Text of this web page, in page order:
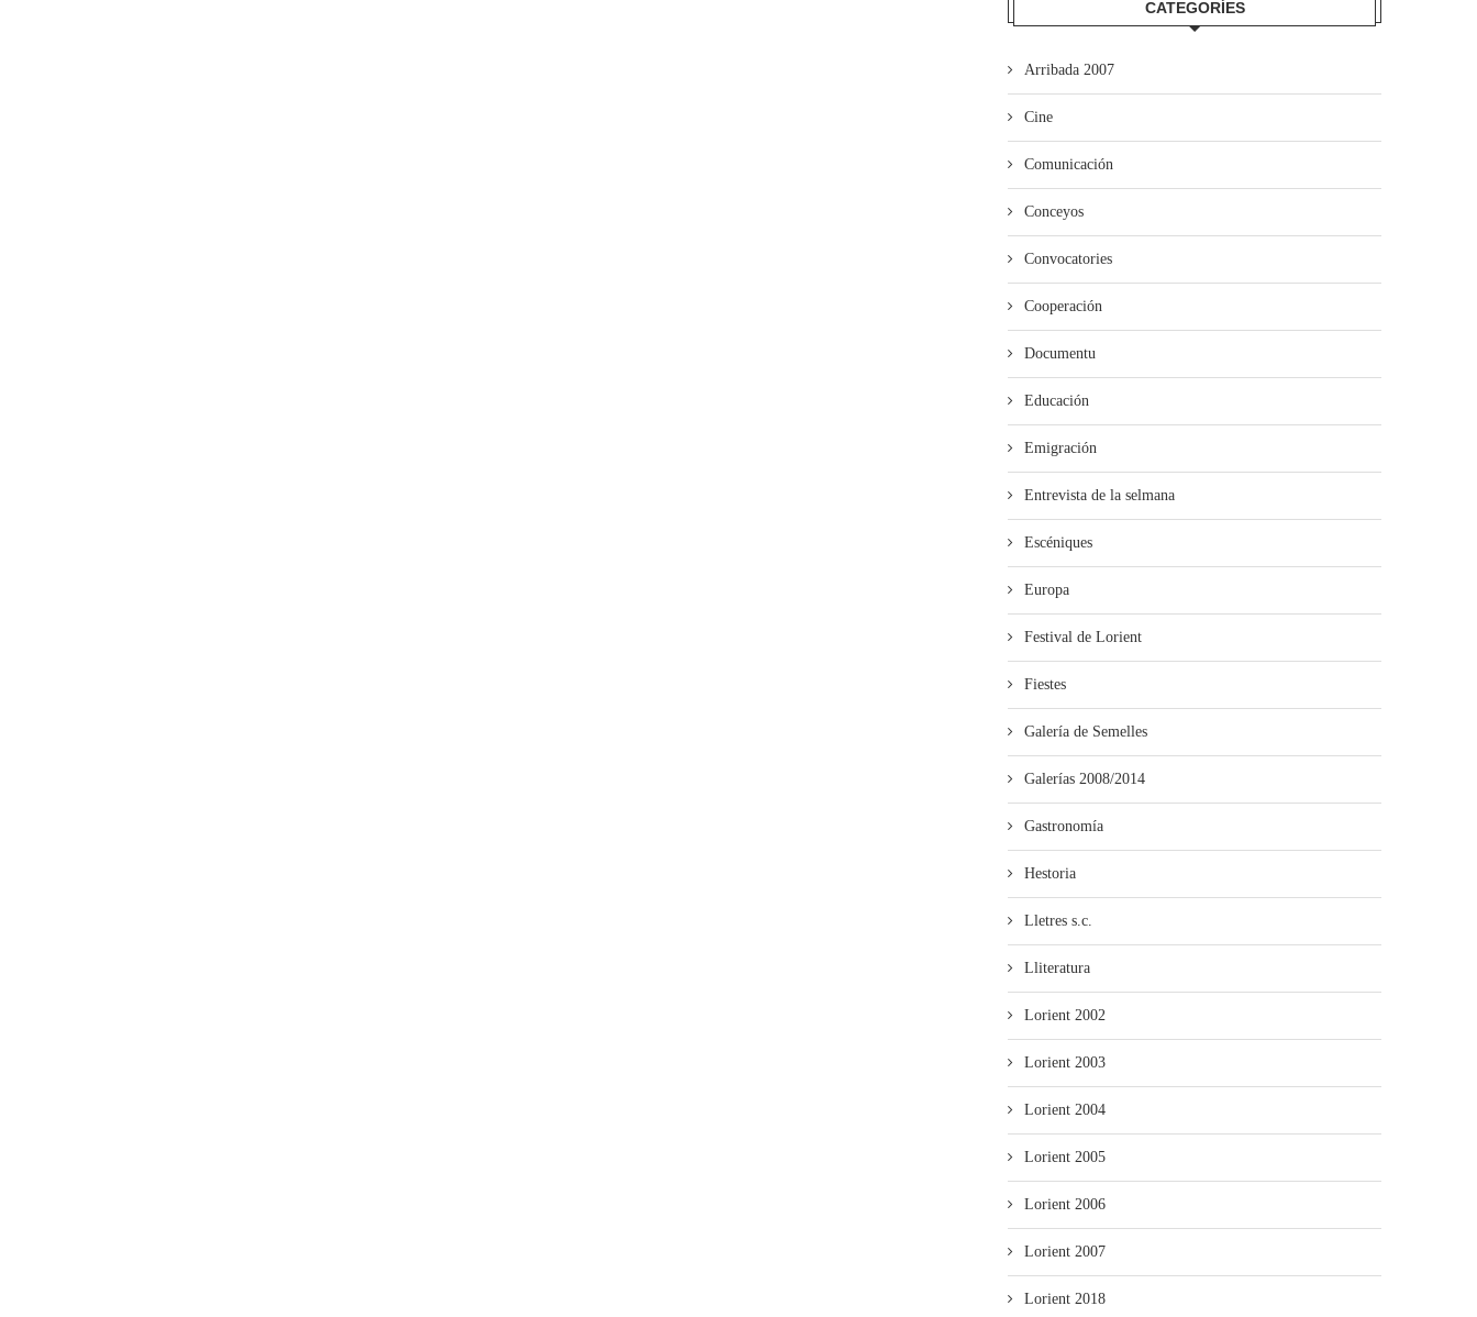
CATEGORÍES
Arribada 2007
Cine
Comunicación
Conceyos
Convocatories
Cooperación
Documentu
Educación
Emigración
Entrevista de la selmana
Escéniques
Europa
Festival de Lorient
Fiestes
Galería de Semelles
Galerías 2008/2014
Gastronomía
Hestoria
Lletres s.c.
Lliteratura
Lorient 2002
Lorient 2003
Lorient 2004
Lorient 2005
Lorient 2006
Lorient 2007
Lorient 2018